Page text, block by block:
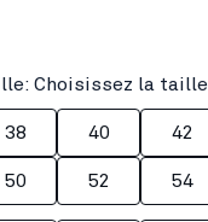
Choisissez la taille
38 40 42
50 52 54